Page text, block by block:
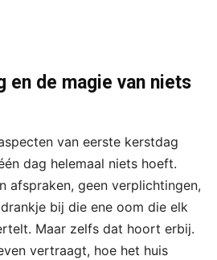
en de magie van niets
van eerste kerstdag
dag helemaal niets hoeft.
afspraken, geen verplichtingen,
bij die ene oom die elk
Maar zelfs dat hoort erbij.
vertraagt, hoe het huis